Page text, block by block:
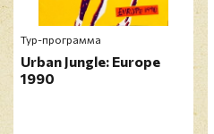
Тур-программа
Urban Jungle: Europe
1990